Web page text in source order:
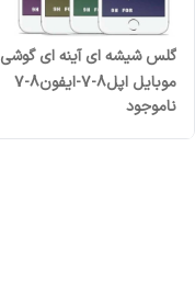
گلس شیشه ای آینه ای گوشی
موبایل اپل8-7-ایفون8-7
ناموجود